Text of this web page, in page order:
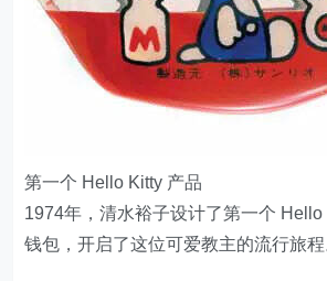
第一个 Hello Kitty 产品
1974年，清水裕子设计了第一个
钱包，开启了这位可爱教主的流行旅程